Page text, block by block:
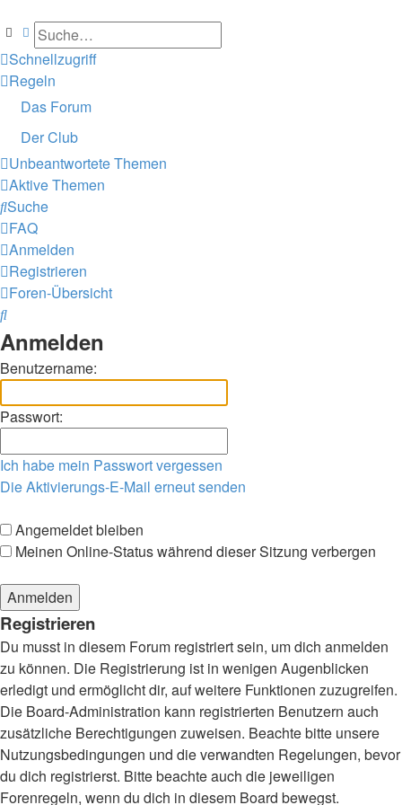
SucheErweiterte Suche
Schnellzugriff
Regeln
Das Forum
Der Club
Unbeantwortete Themen
Aktive Themen
Suche
FAQ
Anmelden
Registrieren
Foren-Übersicht
Suche
Anmelden
Benutzername:
Passwort:
Ich habe mein Passwort vergessen
Die Aktivierungs-E-Mail erneut senden
Angemeldet bleiben
Meinen Online-Status während dieser Sitzung verbergen
Registrieren
Du musst in diesem Forum registriert sein, um dich anmelden
zu können. Die Registrierung ist in wenigen Augenblicken
erledigt und ermöglicht dir, auf weitere Funktionen zuzugreifen.
Die Board-Administration kann registrierten Benutzern auch
zusätzliche Berechtigungen zuweisen. Beachte bitte unsere
Nutzungsbedingungen und die verwandten Regelungen, bevor
du dich registrierst. Bitte beachte auch die jeweiligen
Forenregeln, wenn du dich in diesem Board bewegst.